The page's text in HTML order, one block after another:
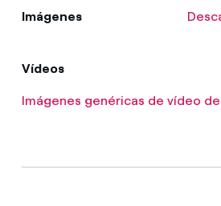
Imágenes
Vídeos
Imágenes genéricas de vídeo de